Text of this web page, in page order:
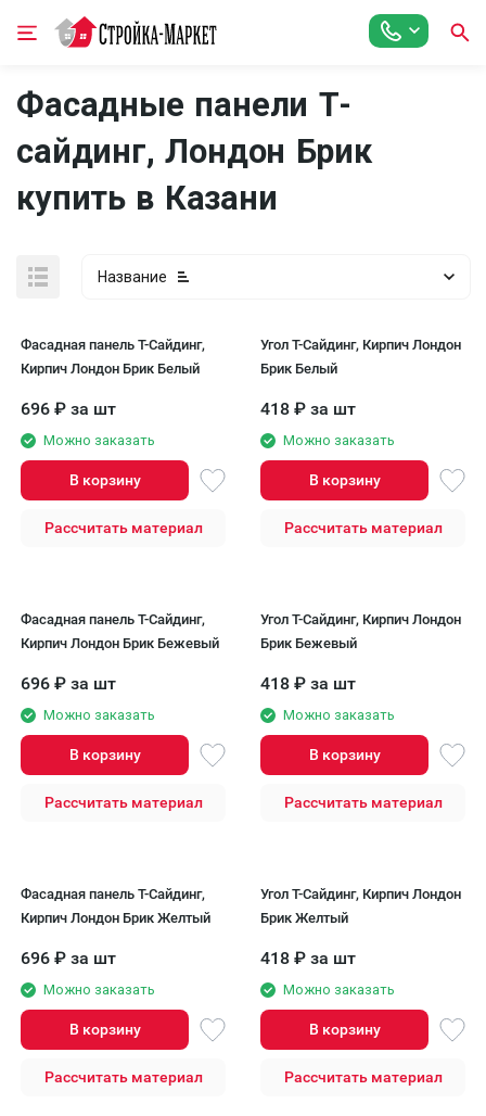
Фасадные панели Т-
сайдинг, Лондон Брик
купить в Казани
Название
Фасадная панель Т-Сайдинг,
Кирпич Лондон Брик Белый
696 ₽ за шт
Можно заказать
В корзину
Рассчитать материал
Угол T-Сайдинг, Кирпич Лондон
Брик Белый
418 ₽ за шт
Можно заказать
В корзину
Рассчитать материал
Фасадная панель Т-Сайдинг,
Кирпич Лондон Брик Бежевый
696 ₽ за шт
Можно заказать
В корзину
Рассчитать материал
Угол T-Сайдинг, Кирпич Лондон
Брик Бежевый
418 ₽ за шт
Можно заказать
В корзину
Рассчитать материал
Фасадная панель Т-Сайдинг,
Кирпич Лондон Брик Желтый
696 ₽ за шт
Можно заказать
В корзину
Рассчитать материал
Угол T-Сайдинг, Кирпич Лондон
Брик Желтый
418 ₽ за шт
Можно заказать
В корзину
Рассчитать материал